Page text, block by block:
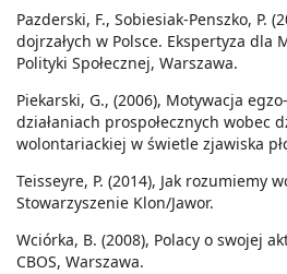
Pazderski, F., Sobiesiak-Penszko, P.
dojrzałych w Polsce. Ekspertyza dla
Polityki Społecznej, Warszawa.
Piekarski, G., (2006), Motywacja
działaniach prospołecznych wobec
wolontariackiej w świetle zjawiska
Teisseyre, P. (2014), Jak rozumiemy
Stowarzyszenie Klon/Jawor.
Wciórka, B. (2008), Polacy o swojej
CBOS, Warszawa.